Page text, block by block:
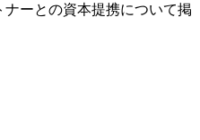
ーとの資本提携について掲